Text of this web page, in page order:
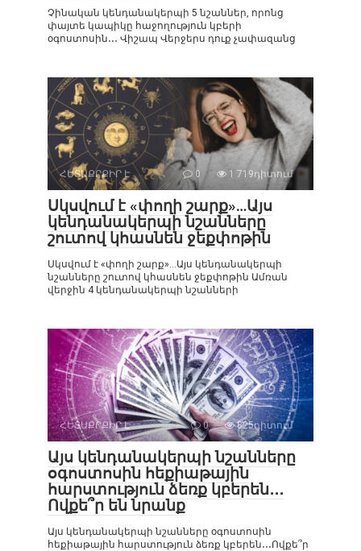
Չինական կենդանակերպի 5 նշաններ, որոնց
փայտե կապիկը հաջողություն կբերի
օգոստոսին․․․ Վիշապ Վերջերս դուք չափազանց
ՀԵՏԱՔՐՔԻՐ Է 0 1 719դիտում
Սկսվում է «փողի շարք»…Այս
կենդանակերպի նշանները
շուտով կհասնեն ջեքփոթին
Սկսվում է «փողի շարք»…Այս կենդանակերպի
նշանները շուտով կհասնեն ջեքփոթին Ամռան
վերջին 4 կենդանակերպի նշանների
ՀԵՏԱՔՐՔԻՐ Է 0 825դիտում
Այս կենդանակերպի նշանները
օգոստոսին հեքիաթային
հարստություն ձեռք կբերեն․․․
Ովքե՞ր են նրանք
Այս կենդանակերպի նշանները օգոստոսին
հեքիաթային հարստություն ձեռք կբերեն․․․Ովքե՞ր